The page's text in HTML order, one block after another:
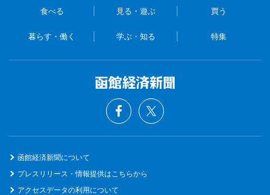
食べる 見る・遊ぶ 買う
暮らす・働く 学ぶ・知る 特集
函館経済新聞について
プレスリリース・情報提供はこちらから
アクセスデータの利用について